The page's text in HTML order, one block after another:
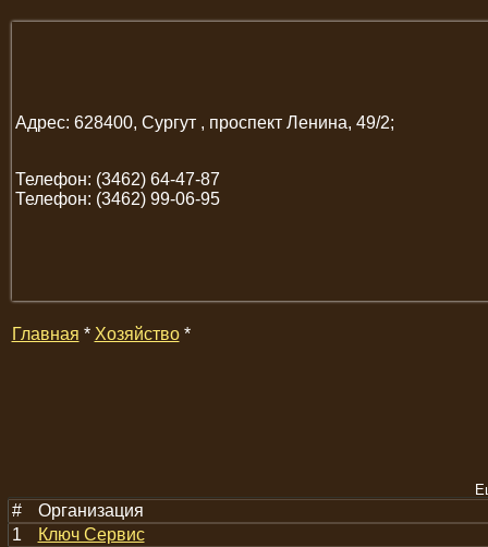
Адрес: 628400, Сургут , проспект Ленина, 49/2;
Телефон: (3462) 64-47-87
Телефон: (3462) 99-06-95
Главная * Хозяйство*
#
Организация
1
Ключ Сервис